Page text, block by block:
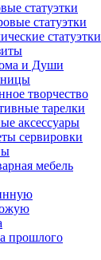
статуэтки
статуэтки
статуэтки
и Души
творчество
тарелки
аксессуары
сервировки
мебель
прошлого